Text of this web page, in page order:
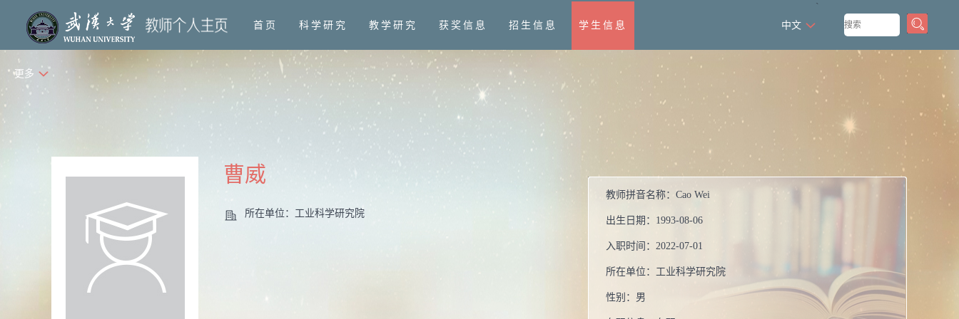
首页 科学研究 教学研究 获奖信息 招生信息 学生信息
更多
`
中文
曹威
所在单位：工业科学研究院
教师拼音名称： Cao Wei
出生日期： 1993-08-06
入职时间： 2022-07-01
所在单位： 工业科学研究院
性别： 男